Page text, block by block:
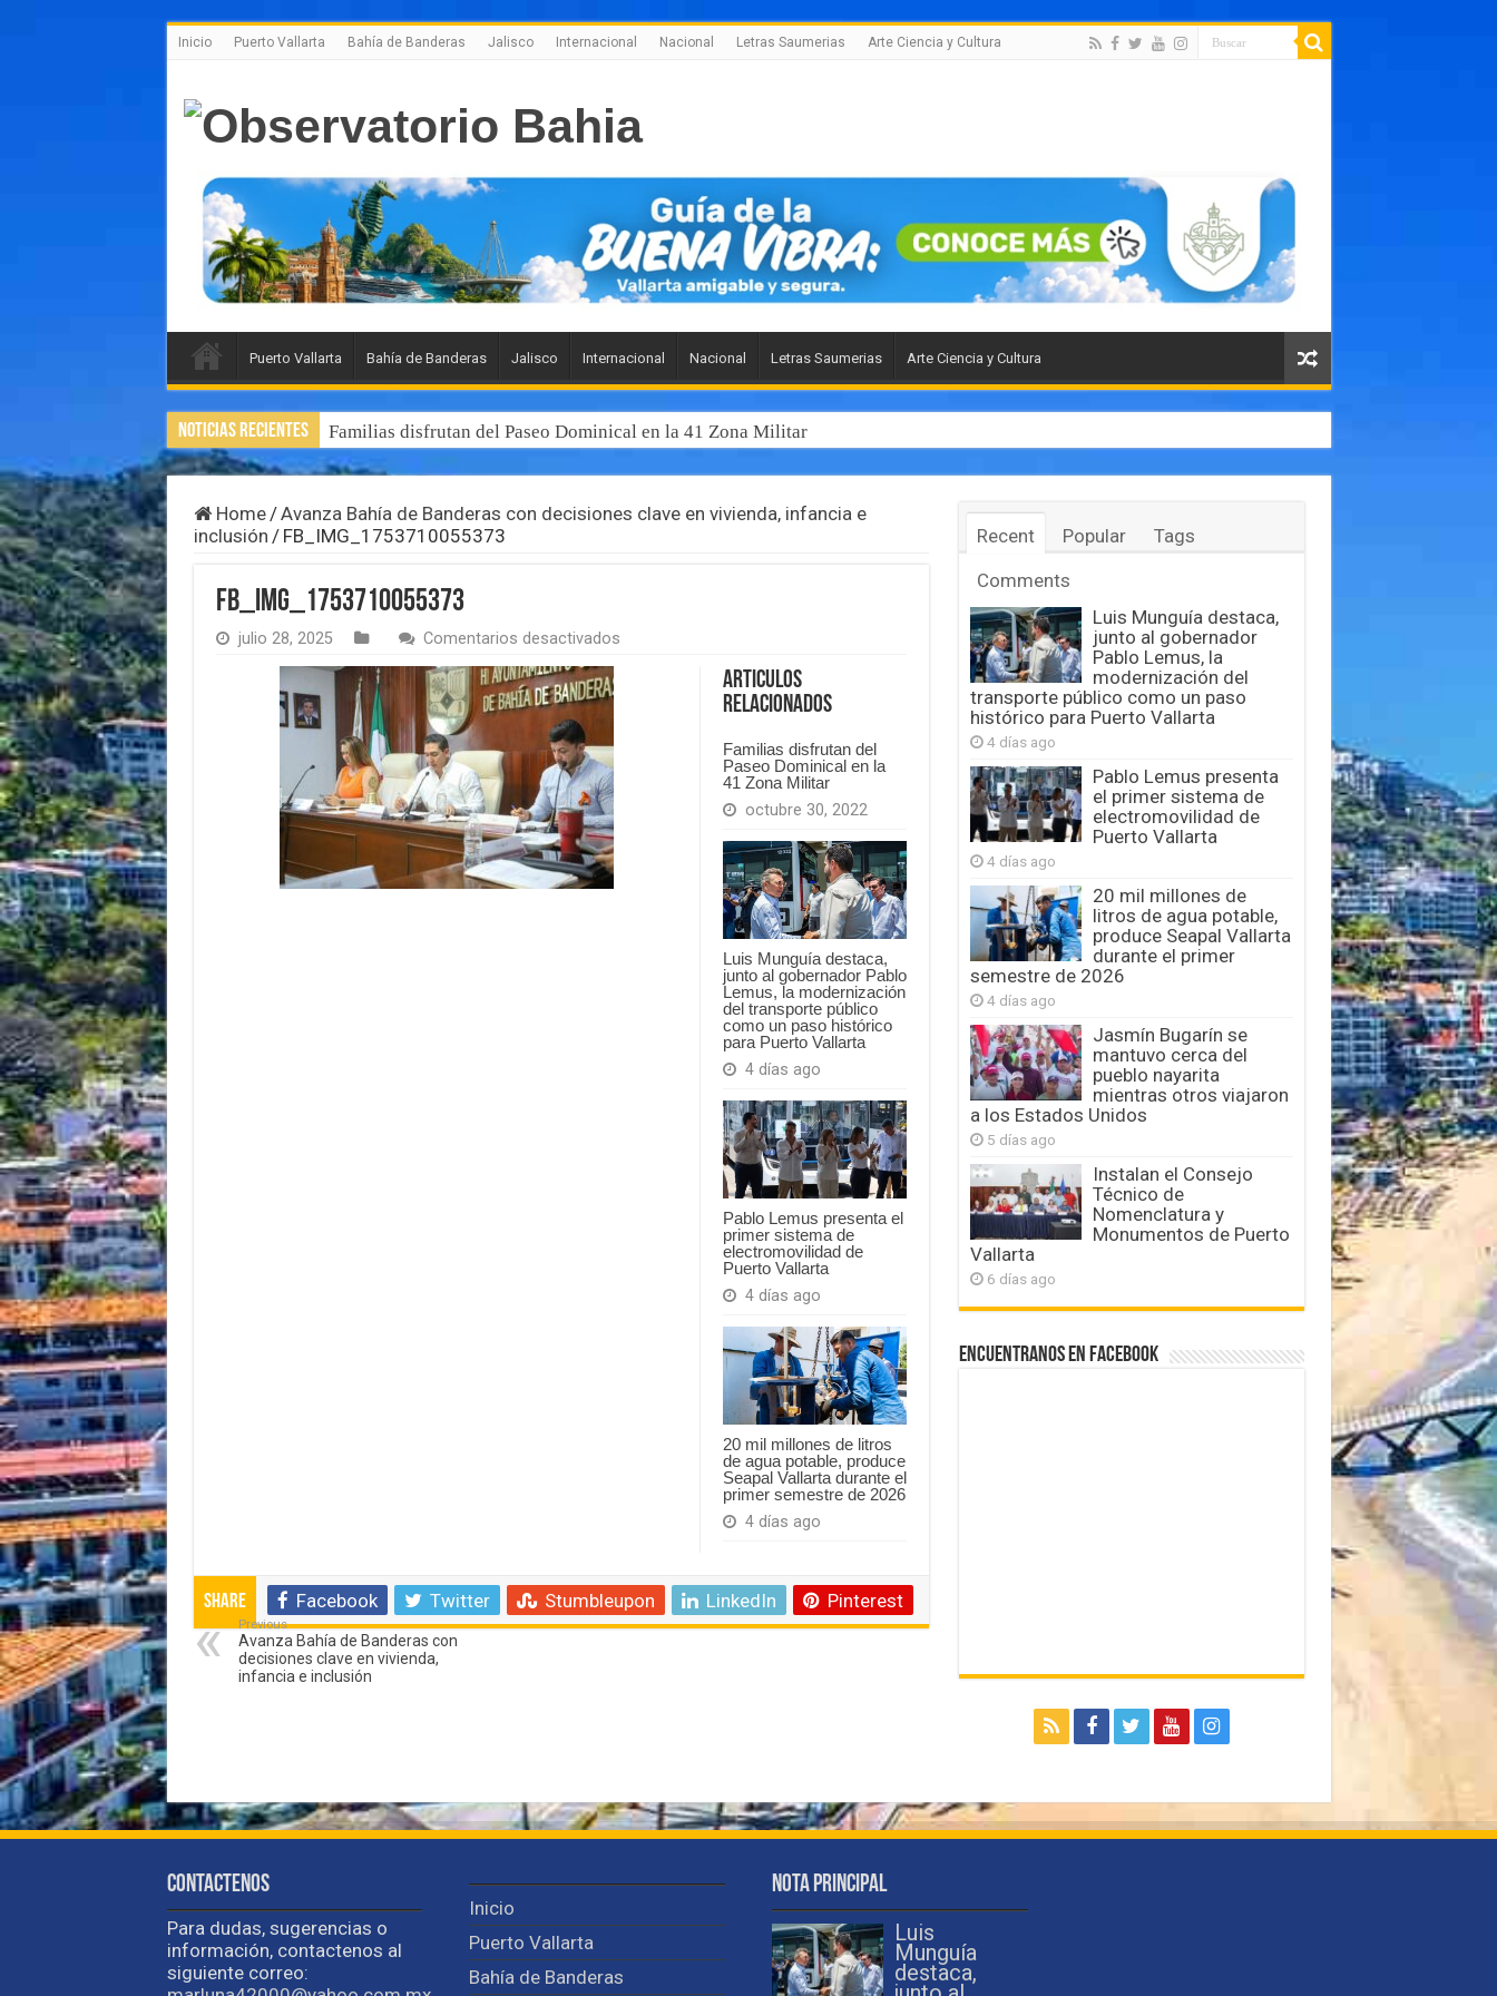
Inicio Puerto Vallarta Bahía de Banderas Jalisco Internacional Nacional Letras Saumerias Arte Ciencia y Cultura
Puerto Vallarta Bahía de Banderas Jalisco Internacional Nacional Letras Saumerias Arte Ciencia y Cultura
Noticias Recientes Familias disfrutan del Paseo Dominical en la 41 Zona Militar
Home/Avanza Bahía de Banderas con decisiones clave en vivienda, infancia e
inclusión / FB_IMG_1753710055373
FB_IMG_1753710055373
julio 28, 2025 Comentarios desactivadosen
Articulos
Relacionados
Familias disfrutan del
Paseo Dominical en la
41 Zona Militar
octubre 30, 2022
Luis Munguía destaca,
junto al gobernador Pablo
Lemus, la modernización
del transporte público
como un paso histórico
para Puerto Vallarta
4 días ago
Pablo Lemus presenta el
primer sistema de
electromovilidad de
Puerto Vallarta
4 días ago
20 mil millones de litros
de agua potable, produce
Seapal Vallarta durante el
primer semestre de 2026
4 días ago
Share Facebook Twitter Stumbleupon LinkedIn Pinterest
Previous
Avanza Bahía de Banderas con
decisiones clave en vivienda,
infancia e inclusión
Recent Popular
Tags
Comments
Luis Munguía destaca,
junto al gobernador
Pablo Lemus, la
modernización del
transporte público como un paso
histórico para Puerto Vallarta
4 días ago
Pablo Lemus presenta
el primer sistema de
electromovilidad de
Puerto Vallarta
4 días ago
20 mil millones de
litros de agua potable,
produce Seapal Vallarta
durante el primer
semestre de 2026
4 días ago
Jasmín Bugarín se
mantuvo cerca del
pueblo nayarita
mientras otros viajaron
a los Estados Unidos
5 días ago
Instalan el Consejo
Técnico de
Nomenclatura y
Monumentos de Puerto
Vallarta
6 días ago
Encuentranos en Facebook
Contactenos
Para dudas, sugerencias o
información, contactenos al
siguiente correo:
Inicio
Puerto Vallarta
Bahía de Banderas
Nota Principal
Luis
Munguía
destaca,